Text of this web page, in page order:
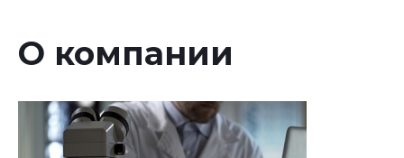
О компании